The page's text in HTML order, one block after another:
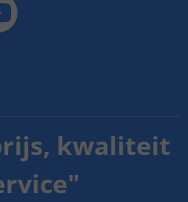
kwaliteit
"